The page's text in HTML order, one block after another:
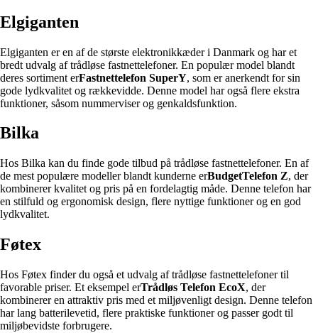
Elgiganten
Elgiganten er en af ​​de største elektronikkæder i Danmark og har et
bredt udvalg af trådløse fastnettelefoner. En populær model blandt
deres sortiment erFastnettelefon SuperY, som er anerkendt for sin
gode lydkvalitet og rækkevidde. Denne model har også flere ekstra
funktioner, såsom nummerviser og genkaldsfunktion.
Bilka
Hos Bilka kan du finde gode tilbud på trådløse fastnettelefoner. En af
de mest populære modeller blandt kunderne erBudgetTelefon Z, der
kombinerer kvalitet og pris på en fordelagtig måde. Denne telefon har
en stilfuld og ergonomisk design, flere nyttige funktioner og en god
lydkvalitet.
Føtex
Hos Føtex finder du også et udvalg af trådløse fastnettelefoner til
favorable priser. Et eksempel erTrådløs Telefon EcoX, der
kombinerer en attraktiv pris med et miljøvenligt design. Denne telefon
har lang batterilevetid, flere praktiske funktioner og passer godt til
miljøbevidste forbrugere.